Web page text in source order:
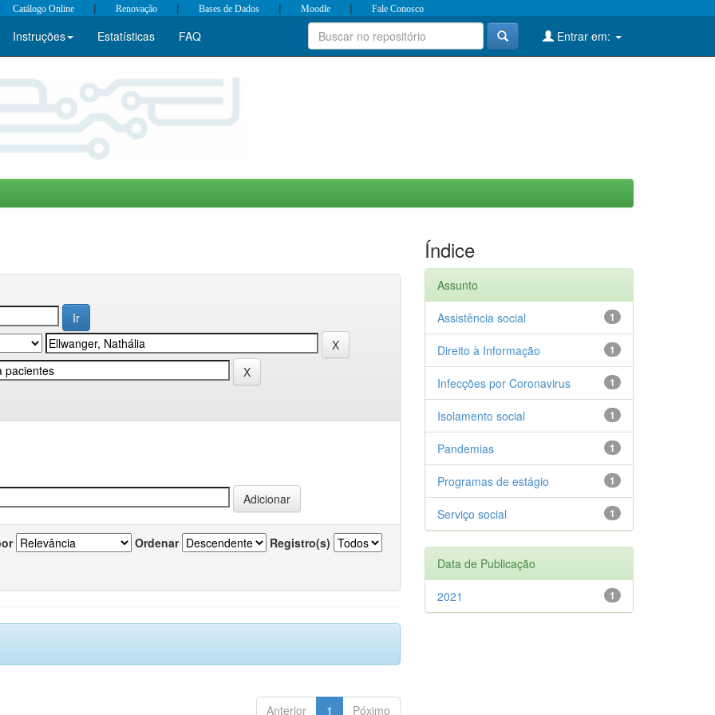
Catálogo Online | Renovação | Bases de Dados | Moodle | Fale Conosco
Instruções Estatísticas FAQ Entrar em:
Ordenar Registro(s)
Anterior 1 Póximo
Índice
Assunto
1
Assistência social
1
Direito à Informação
1
Infecções por Coronavirus
1
Isolamento social
1
Pandemias
1
Programas de estágio
1
Serviço social
Data de Publicação
1
2021